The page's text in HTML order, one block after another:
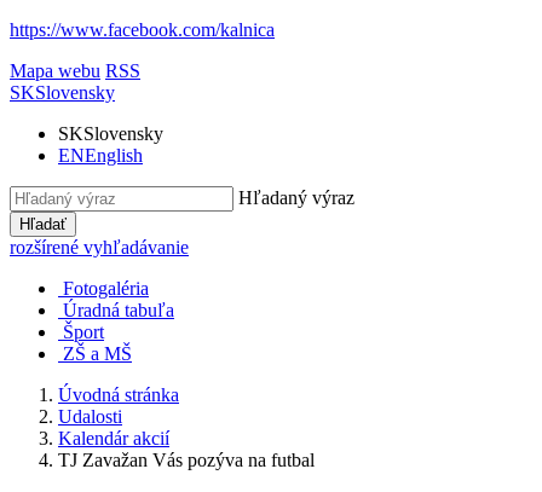
https://www.facebook.com/kalnica
Mapa webu RSS
SKSlovensky
SKSlovensky
ENEnglish
Hľadaný výraz
Hľadať
rozšírené vyhľadávanie
Fotogaléria
Úradná tabuľa
Šport
ZŠ a MŠ
Úvodná stránka
Udalosti
Kalendár akcií
TJ Zavažan Vás pozýva na futbal